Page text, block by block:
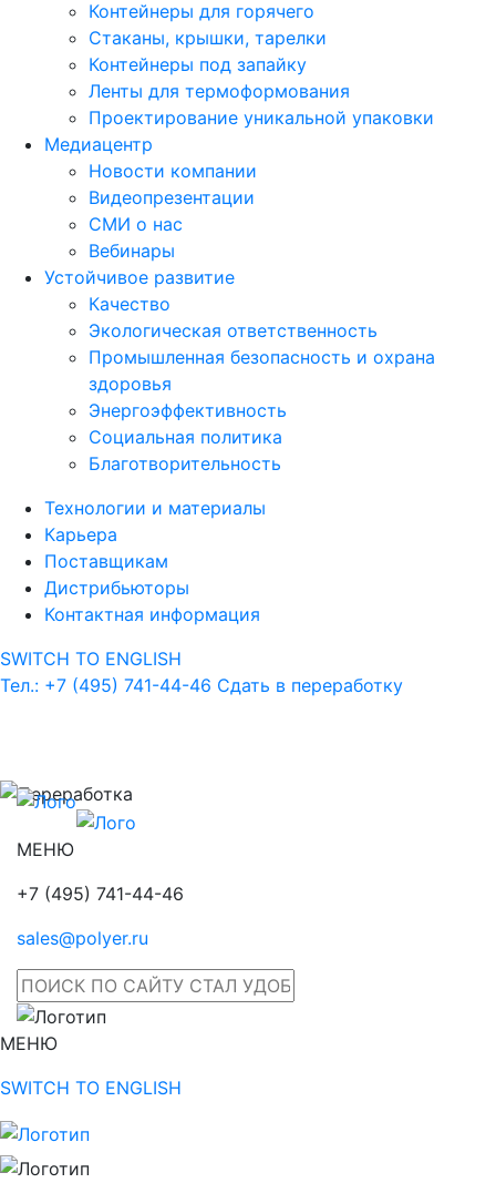
Контейнеры для горячего
Стаканы, крышки, тарелки
Контейнеры под запайку
Ленты для термоформования
Проектирование уникальной упаковки
Медиацентр
Новости компании
Видеопрезентации
СМИ о нас
Вебинары
Устойчивое развитие
Качество
Экологическая ответственность
Промышленная безопасность и охрана
здоровья
Энергоэффективность
Социальная политика
Благотворительность
Технологии и материалы
Карьера
Поставщикам
Дистрибьюторы
Контактная информация
SWITCH TO ENGLISH
Тел.: +7 (495) 741-44-46 Сдать в переработку
МЕНЮ
+7 (495) 741-44-46
sales@polyer.ru
МЕНЮ
SWITCH TO ENGLISH